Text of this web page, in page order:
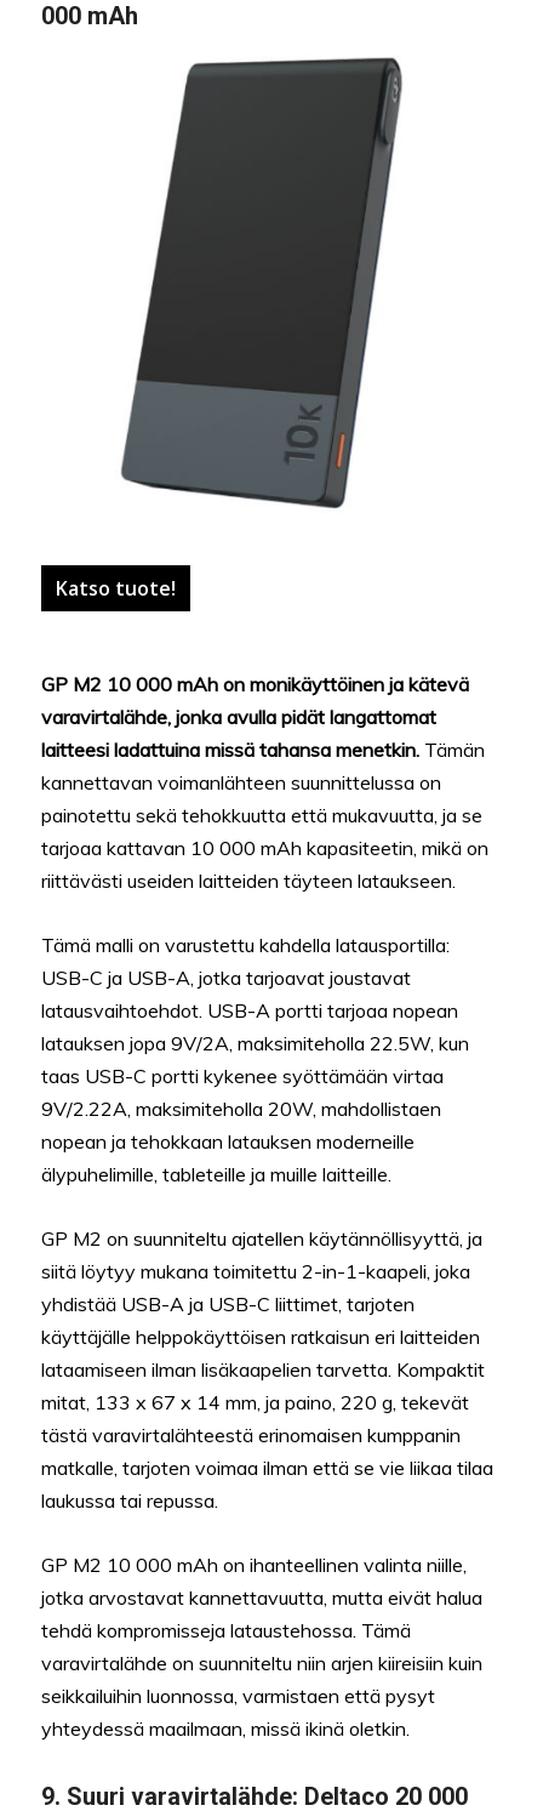
000 mAh
Katso tuote!
GP M2 10 000 mAh on monikäyttöinen ja kätevä
varavirtalähde, jonka avulla pidät langattomat
laitteesi ladattuina missä tahansa menetkin. Tämän
kannettavan voimanlähteen suunnittelussa on
painotettu sekä tehokkuutta että mukavuutta, ja se
tarjoaa kattavan 10 000 mAh kapasiteetin, mikä on
riittävästi useiden laitteiden täyteen lataukseen.
Tämä malli on varustettu kahdella latausportilla:
USB-C ja USB-A, jotka tarjoavat joustavat
latausvaihtoehdot. USB-A portti tarjoaa nopean
latauksen jopa 9V/2A, maksimiteholla 22.5W, kun
taas USB-C portti kykenee syöttämään virtaa
9V/2.22A, maksimiteholla 20W, mahdollistaen
nopean ja tehokkaan latauksen moderneille
älypuhelimille, tableteille ja muille laitteille.
GP M2 on suunniteltu ajatellen käytännöllisyyttä, ja
siitä löytyy mukana toimitettu 2-in-1-kaapeli, joka
yhdistää USB-A ja USB-C liittimet, tarjoten
käyttäjälle helppokäyttöisen ratkaisun eri laitteiden
lataamiseen ilman lisäkaapelien tarvetta. Kompaktit
mitat, 133 x 67 x 14 mm, ja paino, 220 g, tekevät
tästä varavirtalähteestä erinomaisen kumppanin
matkalle, tarjoten voimaa ilman että se vie liikaa tilaa
laukussa tai repussa.
GP M2 10 000 mAh on ihanteellinen valinta niille,
jotka arvostavat kannettavuutta, mutta eivät halua
tehdä kompromisseja lataustehossa. Tämä
varavirtalähde on suunniteltu niin arjen kiireisiin kuin
seikkailuihin luonnossa, varmistaen että pysyt
yhteydessä maailmaan, missä ikinä oletkin.
9. Suuri varavirtalähde: Deltaco 20 000